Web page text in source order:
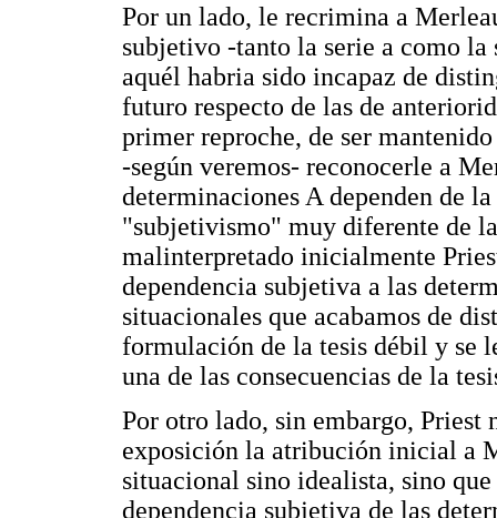
Por un lado, le recrimina a
subjetivo -tanto la serie a como la
aquél habria sido incapaz de
futuro respecto de las de
primer reproche, de ser
-según veremos- reconocerle a
determinaciones A dependen de
"subjetivismo" muy diferente de
malinterpretado inicialmente
dependencia subjetiva a las
situacionales que acabamos de
formulación de la tesis débil y se
una de las consecuencias de la
Por otro lado, sin embargo, Priest
exposición la atribución inicial a
situacional sino idealista, sino
dependencia subjetiva de las